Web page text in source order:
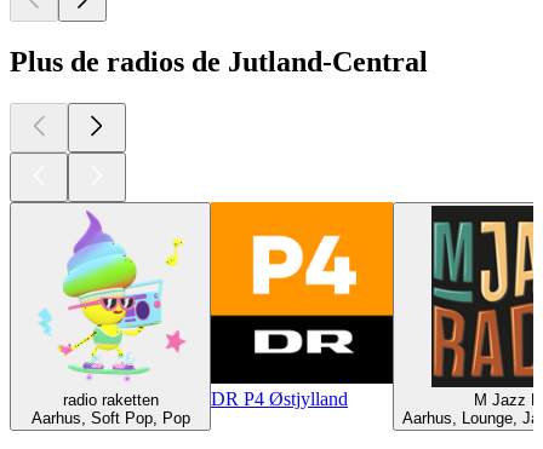
Plus de radios de Jutland-Central
radio raketten
Aarhus, Soft Pop, Pop
DR P4 Østjylland
M Jazz
Aarhus, Lounge,